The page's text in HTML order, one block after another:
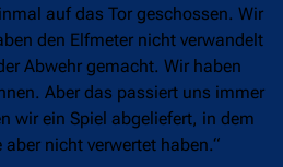
auf das Tor geschossen. Wir
den Elfmeter nicht verwandelt
Abwehr gemacht. Wir haben
Aber das passiert uns immer
wir ein Spiel abgeliefert, in dem
nicht verwertet haben.“